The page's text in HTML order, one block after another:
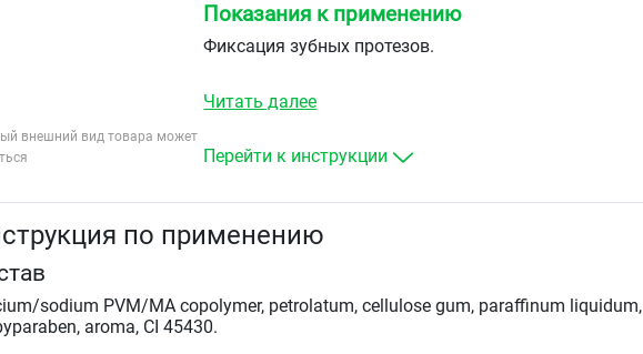
внешний вид товара может
Показания к применению
Фиксация зубных протезов.
Читать далее
Перейти к инструкции
по применению
sodium PVM/MA copolymer, petrolatum, cellulose gum, paraffinum liquidum,
aroma, CI 45430.